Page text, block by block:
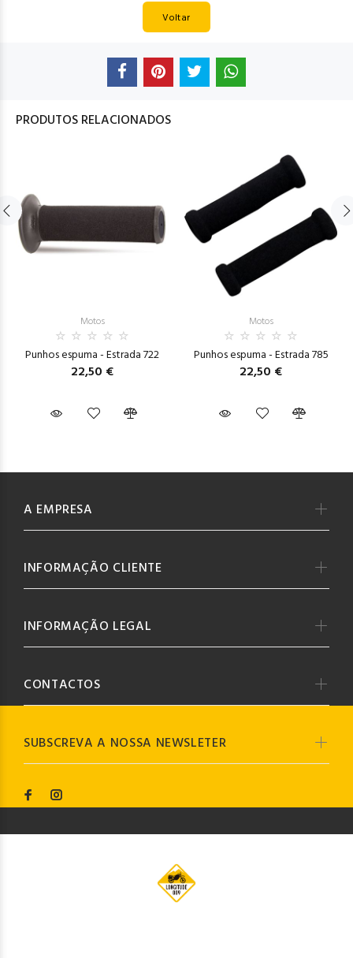
Voltar
PRODUTOS RELACIONADOS
Motos
Punhos espuma - Estrada 722
22,50 €
Motos
Punhos espuma - Estrada 785
22,50 €
SUBSCREVA A NOSSA NEWSLETER
A EMPRESA
INFORMAÇÃO CLIENTE
INFORMAÇÃO LEGAL
CONTACTOS